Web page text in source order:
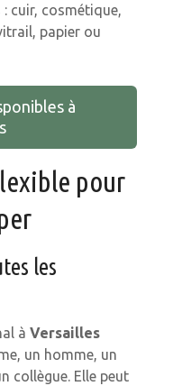
cuir, cosmétique,
papier ou
à
pour
les
à Versailles
un homme, un
collègue. Elle peut